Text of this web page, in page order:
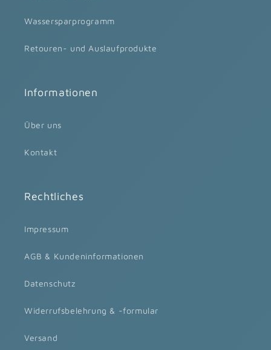
Wassersparprogramm
Retouren- und Auslaufprodukte
Informationen
Über uns
Kontakt
Rechtliches
Impressum
AGB & Kundeninformationen
Datenschutz
Widerrufsbelehrung & -formular
Versand